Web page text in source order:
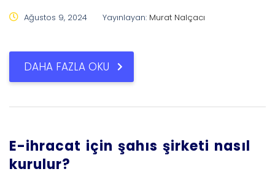
Ağustos 9, 2024 Yayınlayan: Murat Nalçacı
DAHA FAZLA OKU
E-ihracat için şahıs şirketi nasıl
kurulur?